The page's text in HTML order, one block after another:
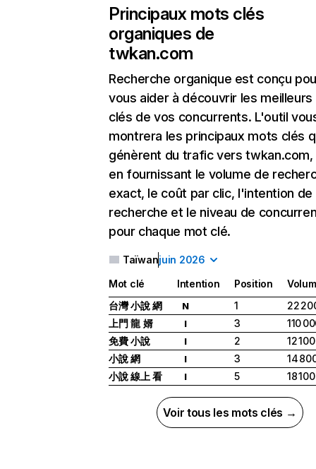
Principaux mots clés
organiques de
twkan.com
Recherche organique est conçu
vous aider à découvrir les
clés de vos concurrents. L'outil
montrera les principaux mots clés
génèrent du trafic vers
en fournissant le volume de
exact, le coût par clic, l'intention de
recherche et le niveau de
pour chaque mot clé.
Taïwanjuin 2026
Mot clé Intention Position
台灣 小說 網
N 1
22
上門 龍 婿
I 3
110
免費 小說
I 2
12 100
小說 網
I 3
14
小說 線上 看
I 5 18 100
Voir tous les mots clés →